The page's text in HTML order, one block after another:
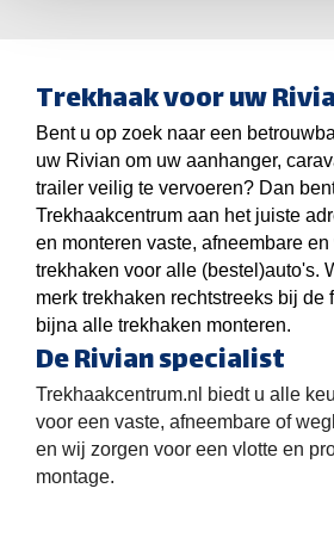
Trekhaak voor uw
Bent u op zoek naar een
uw Rivian om uw aanhanger,
trailer veilig te vervoeren? Dan
Trekhaakcentrum aan het juiste
en monteren vaste, afneembare
trekhaken voor alle (bestel)auto's.
merk trekhaken rechtstreeks bij de
bijna alle trekhaken monteren.
De Rivian specialist
Trekhaakcentrum.nl biedt u alle
voor een vaste, afneembare of
en wij zorgen voor een vlotte en
montage.